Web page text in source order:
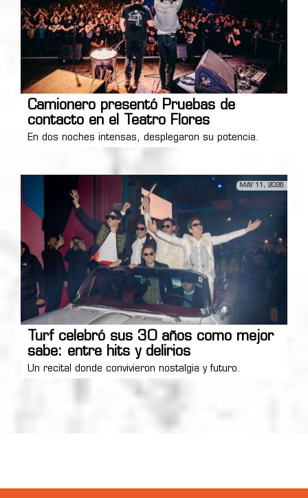
Camionero presentó Pruebas de
contacto en el Teatro Flores
En dos noches intensas, desplegaron su potencia.
MAY 11, 2026
Turf celebró sus 30 años como mejor
sabe: entre hits y delirios
Un recital donde convivieron nostalgia y futuro.